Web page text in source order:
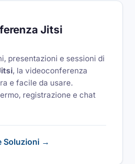
Jitsi
presentazioni e sessioni di
, la videoconferenza
e facile da usare.
registrazione e chat
Soluzioni →